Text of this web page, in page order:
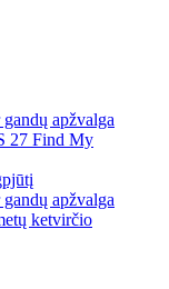
apžvalga
27 Find My
apžvalga
ketvirčio